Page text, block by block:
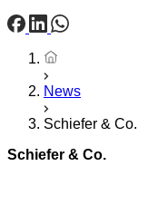
Startseite
News
Schiefer & Co.
Schiefer & Co.